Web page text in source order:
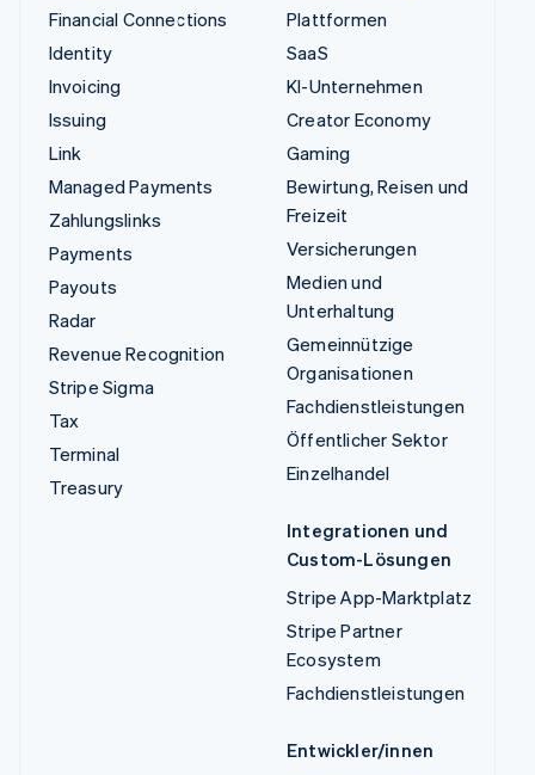
Financial Connections
Identity
Invoicing
Issuing
Link
Managed Payments
Zahlungslinks
Payments
Payouts
Radar
Revenue Recognition
Stripe Sigma
Tax
Terminal
Treasury
Plattformen
SaaS
KI-Unternehmen
Creator Economy
Gaming
Bewirtung, Reisen und
Freizeit
Versicherungen
Medien und
Unterhaltung
Gemeinnützige
Organisationen
Fachdienstleistungen
Öffentlicher Sektor
Einzelhandel
Integrationen und
Custom-Lösungen
Stripe App-Marktplatz
Stripe Partner
Ecosystem
Fachdienstleistungen
Entwickler/innen